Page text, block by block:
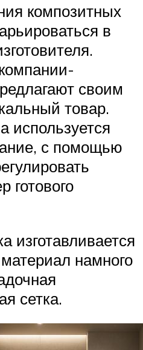
композитных
в
своим
товар.
используется
с помощью
готового
изготавливается
намного
сетка.